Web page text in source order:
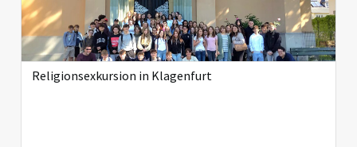
Religionsexkursion in Klagenfurt